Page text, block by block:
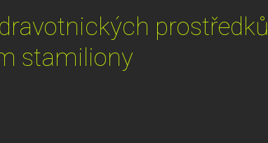
prostředků
stamiliony